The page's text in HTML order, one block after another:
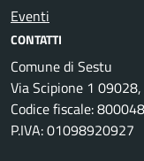
Eventi
CONTATTI
Comune di Sestu
Via Scipione 1
Codice fiscale:
P.IVA: 01098920927